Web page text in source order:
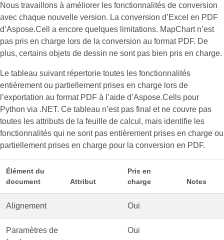
Nous travaillons à améliorer les fonctionnalités de conversion
avec chaque nouvelle version. La conversion d’Excel en PDF
d’Aspose.Cell a encore quelques limitations. MapChart n’est
pas pris en charge lors de la conversion au format PDF. De
plus, certains objets de dessin ne sont pas bien pris en charge.
Le tableau suivant répertorie toutes les fonctionnalités
entièrement ou partiellement prises en charge lors de
l’exportation au format PDF à l’aide d’Aspose.Cells pour
Python via .NET. Ce tableau n’est pas final et ne couvre pas
toutes les attributs de la feuille de calcul, mais identifie les
fonctionnalités qui ne sont pas entièrement prises en charge ou
partiellement prises en charge pour la conversion en PDF.
Élément du
document
Attribut
Pris en
charge
Notes
Alignement Oui
Paramètres de
Oui